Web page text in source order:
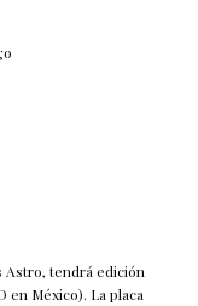
Astro, tendrá edición
en México). La placa